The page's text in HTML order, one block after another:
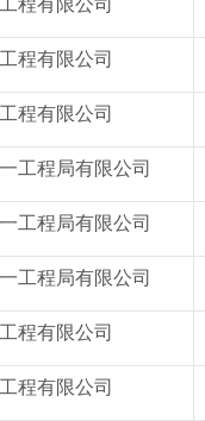
程有限公司
程有限公司
程有限公司
工程局有限公司
工程局有限公司
工程局有限公司
程有限公司
程有限公司